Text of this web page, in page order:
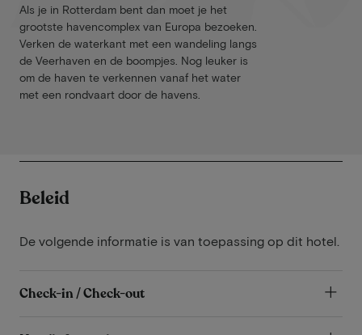
Als je in Rotterdam bent dan moet je het
grootste havencomplex van Europa bezoeken.
Verken de waterkant met een wandeling langs
de Veerhaven en de boompjes. Nog leuker is
om de haven te verkennen vanaf het water
met een rondvaart door de havens.
Beleid
De volgende informatie is van toepassing op dit hotel.
Check-in / Check-out